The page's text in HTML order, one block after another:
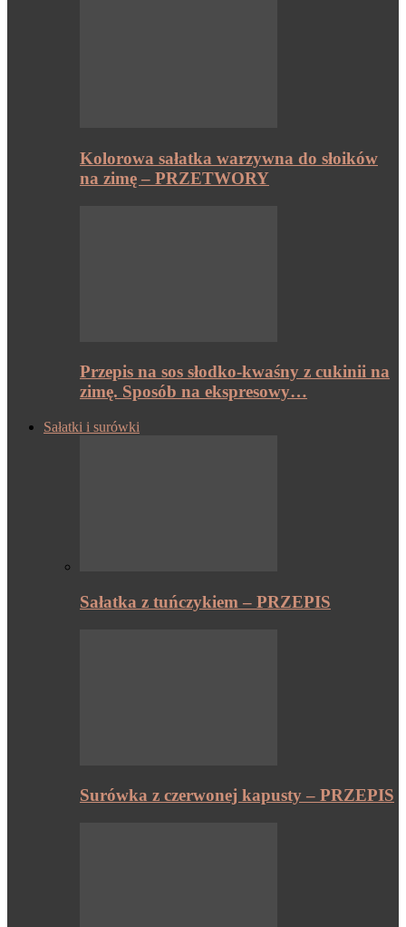
Kolorowa sałatka warzywna do słoików
na zimę – PRZETWORY
Przepis na sos słodko-kwaśny z cukinii na
zimę. Sposób na ekspresowy…
Sałatki i surówki
Sałatka z tuńczykiem – PRZEPIS
Surówka z czerwonej kapusty – PRZEPIS